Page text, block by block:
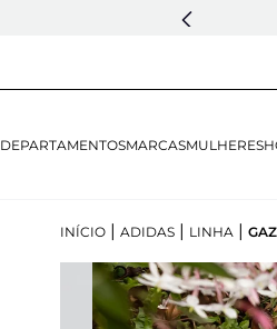
DEPARTAMENTOSMARCASMULHERES
INÍCIO | ADIDAS | LINHA |